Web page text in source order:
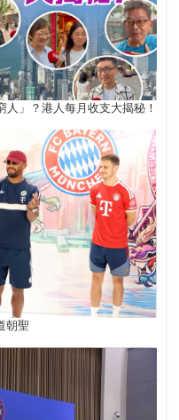
人」？港人每月收支大揭秘！
朝聖